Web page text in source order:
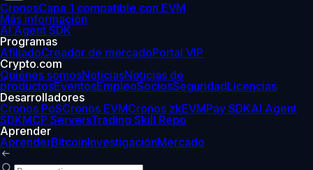
CronosCapa 1 compatible con EVM
Más información
AI Agent SDK
Programas
AfiliadoCreador de mercadoPortal VIP
Crypto.com
Quiénes somosNoticiasNoticias de
productosEventosEmpleoSociosSeguridadLicencias
Desarrolladores
Cronos PoSCronos EVMCronos zkEVMPay SDKAI Agent
SDKMCP ServersTrading Skill Repo
Aprender
AprenderBitcoinInvestigaciónMercado